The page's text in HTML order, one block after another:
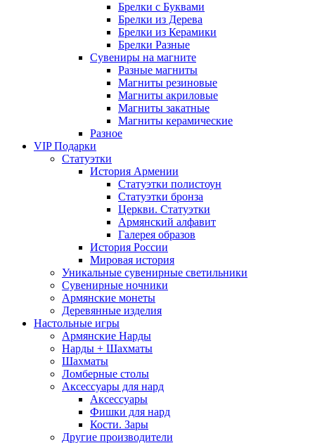
Брелки с Буквами
Брелки из Дерева
Брелки из Керамики
Брелки Разные
Сувениры на магните
Разные магниты
Магниты резиновые
Магниты акриловые
Магниты закатные
Магниты керамические
Разное
VIP Подарки
Статуэтки
История Армении
Статуэтки полистоун
Статуэтки бронза
Церкви. Статуэтки
Армянский алфавит
Галерея образов
История России
Мировая история
Уникальные сувенирные светильники
Сувенирные ночники
Армянские монеты
Деревянные изделия
Настольные игры
Армянские Нарды
Нарды + Шахматы
Шахматы
Ломберные столы
Аксессуары для нард
Аксессуары
Фишки для нард
Кости. Зары
Другие производители